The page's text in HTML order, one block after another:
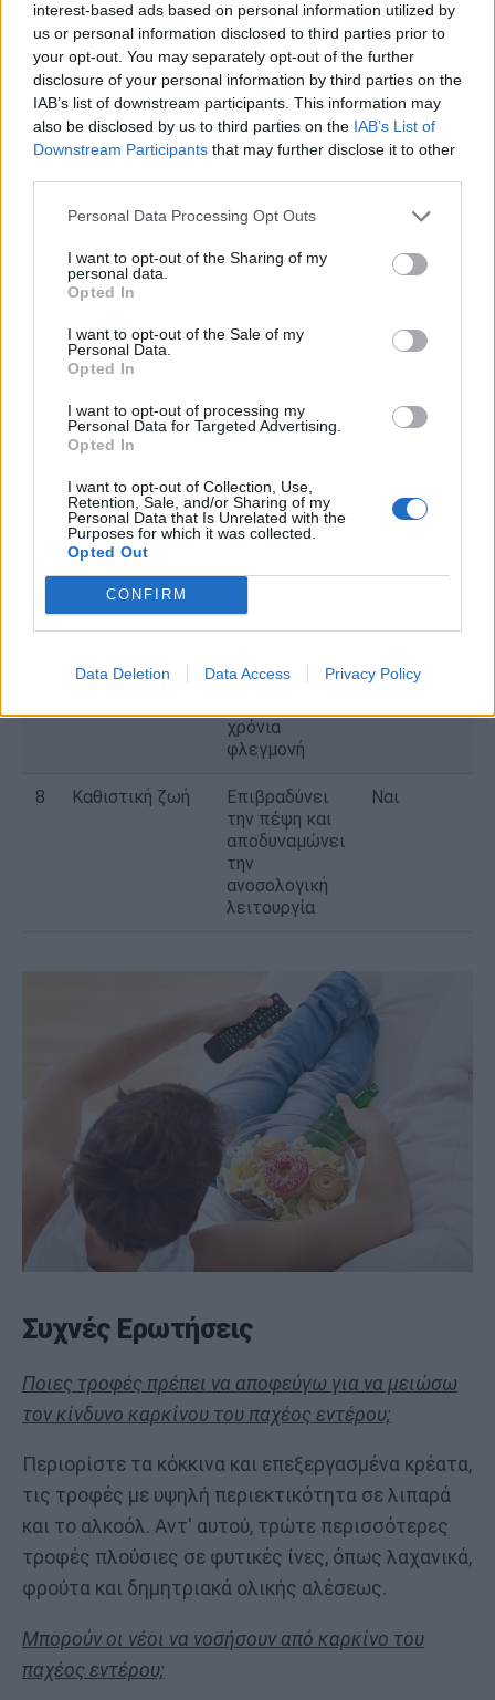
interest-based ads based on personal information utilized by
us or personal information disclosed to third parties prior to
your opt-out. You may separately opt-out of the further
disclosure of your personal information by third parties on the
IAB’s list of downstream participants. This information may
also be disclosed by us to third parties on the IAB’s List of
Downstream Participants that may further disclose it to other
Personal Data Processing Opt Outs
I want to opt-out of the Sharing of my
personal data.
Opted In
I want to opt-out of the Sale of my
Personal Data.
Opted In
I want to opt-out of processing my
Personal Data for Targeted Advertising.
Opted In
I want to opt-out of Collection, Use,
Retention, Sale, and/or Sharing of my
Personal Data that Is Unrelated with the
Purposes for which it was collected.
Opted Out
CONFIRM
Data Deletion Data Access Privacy Policy
Οικογενειακό
ιστορικό
Γενετικές
μεταλλάξεις
όπως το
σύνδρομο
Lynch
Όχι
3
Διατροφή
πλούσια σε
κόκκινο/
επεξεργασμένο
κρέας
Αυξάνει τη
φλεγμονή και
τις
καρκινογόνες
ουσίες
Ναι
την αντίσταση
φλεγμονή
Κάπνισμα και
αλκοόλ
DNA και
προάγει την
ανάπτυξη
όγκων
Νόσος του
Crohn/ελκώδης
κολίτιδα
φλεγμονή στο
κόλον
Διαβήτης
Μεταβολικές
χρόνια
φλεγμονή
Εν μέρει
8 Καθιστική ζωή
Επιβραδύνει
την πέψη και
αποδυναμώνει
την
ανοσολογική
λειτουργία
Ναι
Συχνές Ερωτήσεις
Ποιες τροφές πρέπει να αποφεύγω για να μειώσω
τον κίνδυνο καρκίνου του παχέος εντέρου;
Περιορίστε τα κόκκινα και επεξεργασμένα κρέατα,
τις τροφές με υψηλή περιεκτικότητα σε λιπαρά
και το αλκοόλ. Αντ' αυτού, τρώτε περισσότερες
τροφές πλούσιες σε φυτικές ίνες, όπως λαχανικά,
φρούτα και δημητριακά ολικής αλέσεως.
Μπορούν οι νέοι να νοσήσουν από καρκίνο του
παχέος εντέρου;